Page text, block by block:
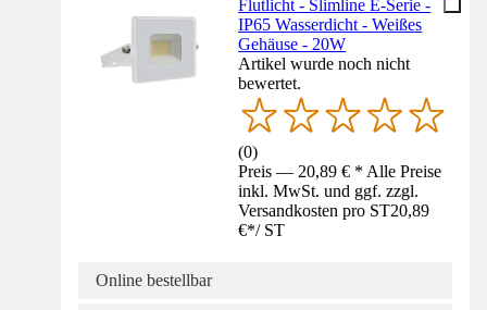
Flutlicht - Slimline E-Serie -
IP65 Wasserdicht - Weißes
Gehäuse - 20W
Artikel wurde noch nicht
bewertet.
(0)
Preis — 20,89 € * Alle Preise
inkl. MwSt. und ggf. zzgl.
Versandkosten pro ST20,89
€*/ ST
Online bestellbar